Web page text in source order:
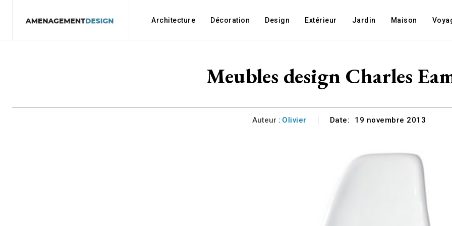
Architecture Décoration Design Extérieur Jardin Maison
Meubles design Charles
Auteur : Olivier Date: 19 novembre 2013